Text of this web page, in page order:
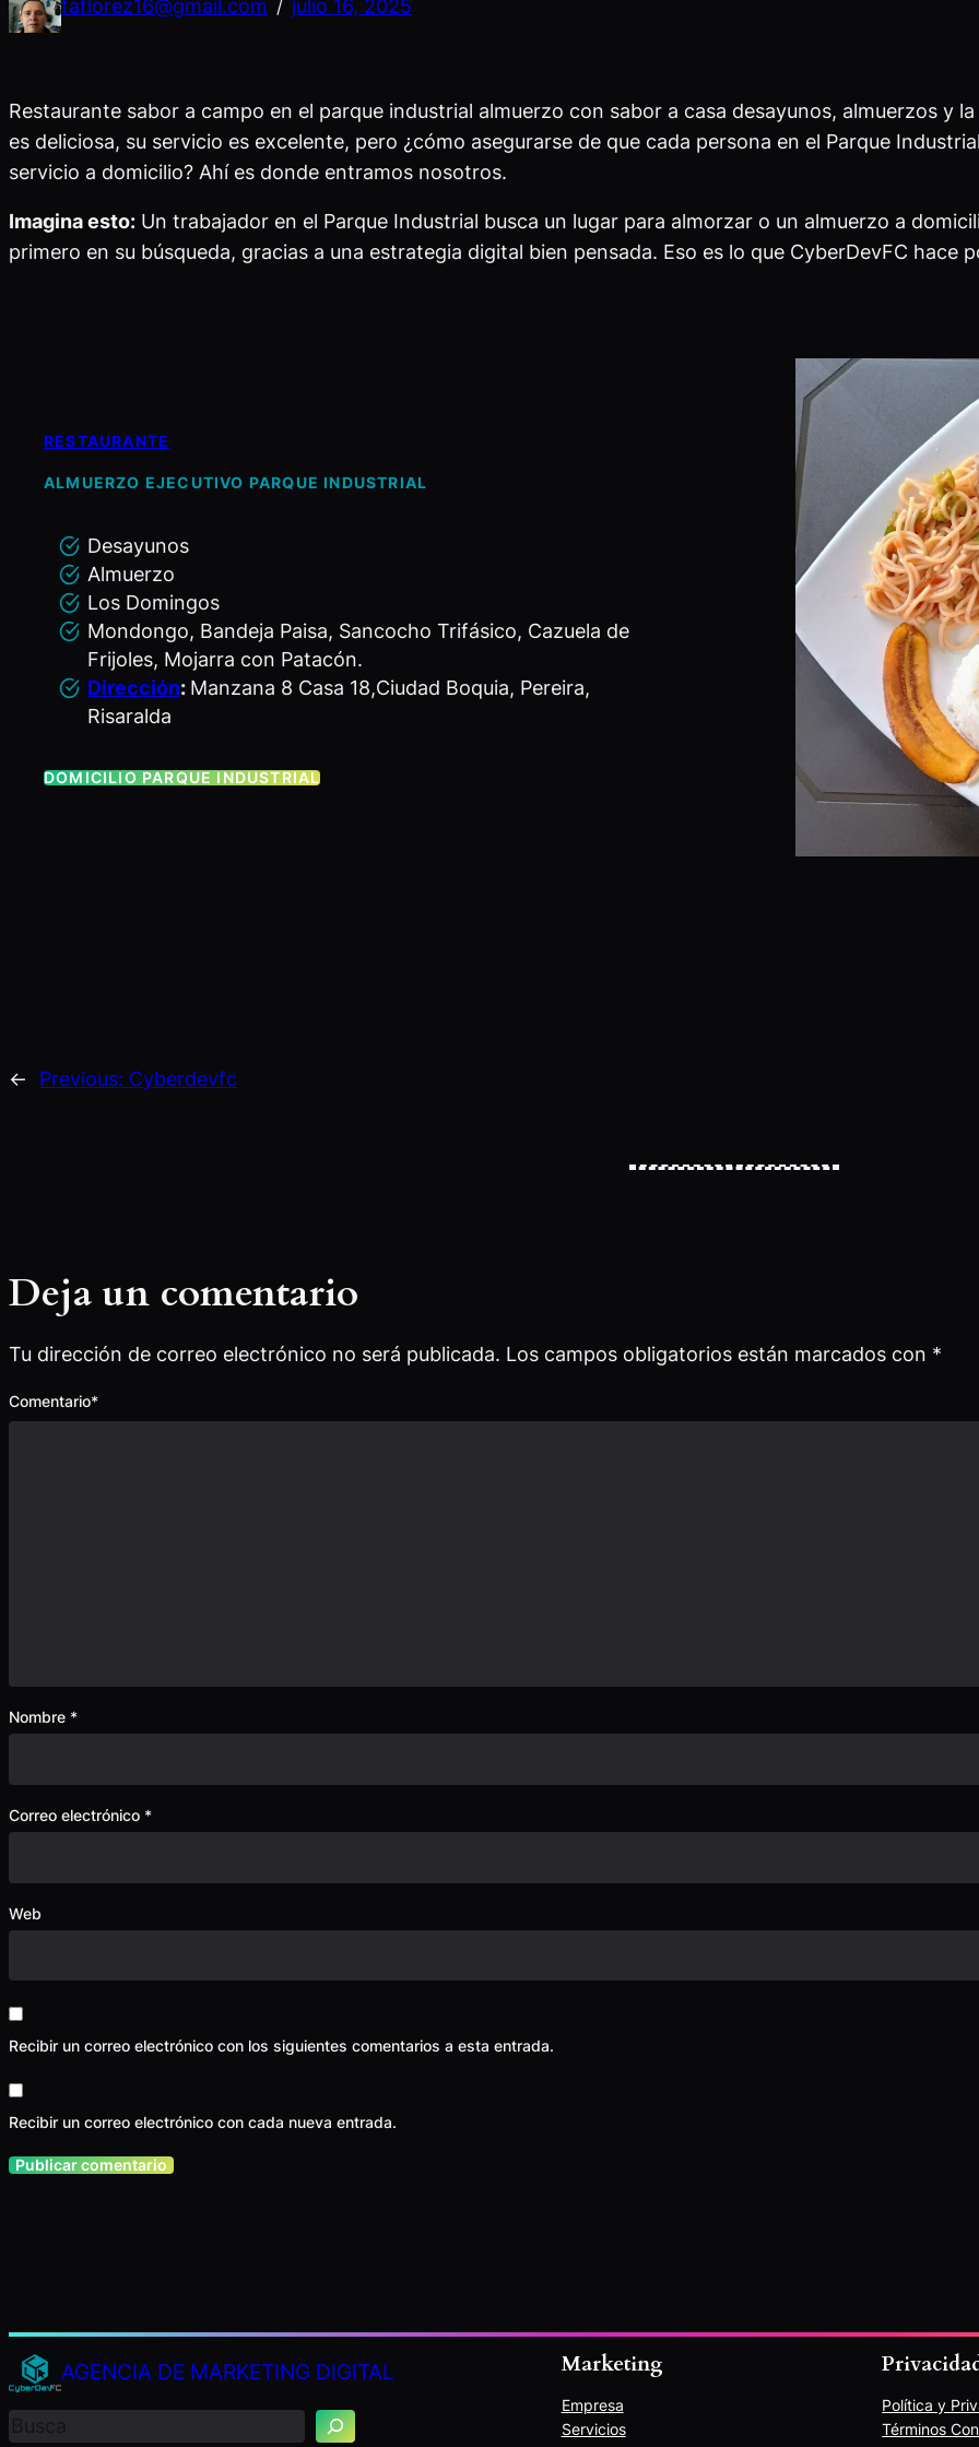
faflorez16@gmail.com / julio 16, 2025
Restaurante sabor a campo en el parque industrial almuerzo con sabor a casa desayunos, almuerzos y
es deliciosa, su servicio es excelente, pero ¿cómo asegurarse de que cada persona en el Parque
servicio a domicilio? Ahí es donde entramos nosotros.
Imagina esto: Un trabajador en el Parque Industrial busca un lugar para almorzar o un almuerzo a
primero en su búsqueda, gracias a una estrategia digital bien pensada. Eso es lo que CyberDevFC hace
RESTAURANTE
ALMUERZO EJECUTIVO PARQUE INDUSTRIAL
Desayunos
Almuerzo
Los Domingos
Mondongo, Bandeja Paisa, Sancocho Trifásico, Cazuela de
Frijoles, Mojarra con Patacón.
Dirección: Manzana 8 Casa 18,Ciudad Boquia, Pereira,
Risaralda
DOMICILIO PARQUE INDUSTRIAL
← Previous: Cyberdevfc
Deja un comentario
Tu dirección de correo electrónico no será publicada. Los campos obligatorios están marcados con *
Comentario*
Nombre *
Correo electrónico *
Web
Recibir un correo electrónico con los siguientes comentarios a esta entrada.
Recibir un correo electrónico con cada nueva entrada.
AGENCIA DE MARKETING DIGITAL
s
Marketing
Empresa
Servicios
Política y
Términos